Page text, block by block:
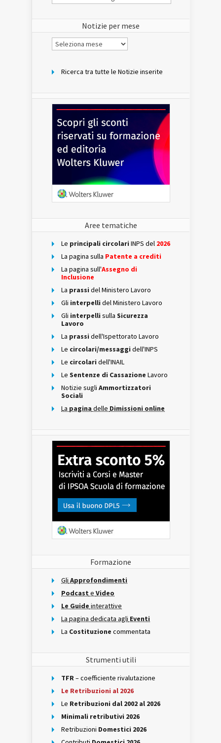
Notizie per mese
Notizie
per
Ricerca tra tutte le Notizie inserite
Aree tematiche
Le principali circolari INPS del 2026
La pagina sulla Patente a crediti
La pagina sull'Assegno di
Inclusione
La prassi del Ministero Lavoro
Gli interpelli del Ministero Lavoro
Gli interpelli sulla Sicurezza
Lavoro
La prassi dell'Ispettorato Lavoro
Le circolari/messaggi dell'INPS
Le circolari dell'INAIL
Le Sentenze di Cassazione Lavoro
Notizie sugli Ammortizzatori
Sociali
La pagina delle Dimissioni online
Formazione
Gli Approfondimenti
Podcast e Video
Le Guide interattive
La pagina dedicata agli Eventi
La Costituzione commentata
Strumenti utili
TFR– coefficiente rivalutazione
Le Retribuzioni al 2026
Le Retribuzioni dal 2002 al 2026
Minimali retributivi 2026
Retribuzioni Domestici 2026